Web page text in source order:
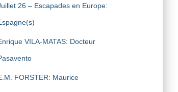
26 – Escapades en Europe:
VILA-MATAS: Docteur
FORSTER: Maurice